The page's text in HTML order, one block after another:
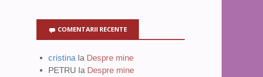
COMENTARII RECENTE
cristina la Despre mine
PETRU la Despre mine